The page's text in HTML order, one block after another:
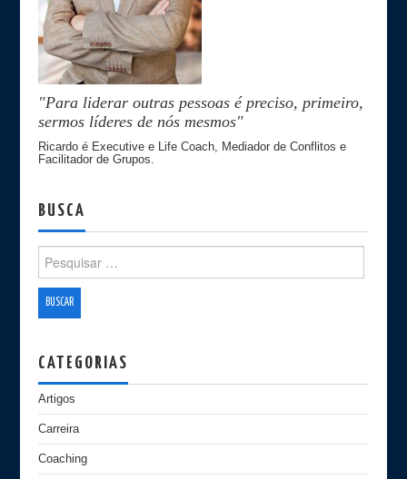
"Para liderar outras pessoas é preciso, primeiro,
sermos líderes de nós mesmos"
Ricardo é Executive e Life Coach, Mediador de Conflitos e
Facilitador de Grupos.
BUSCA
Search for:
CATEGORIAS
Artigos
Carreira
Coaching